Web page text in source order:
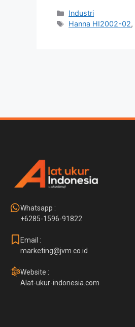
Industri
Hanna HI2002-02,
Whatsapp :
+6285-1596-91822
Email :
marketing@jvm.co.id
Website :
Alat-ukur-indonesia.com